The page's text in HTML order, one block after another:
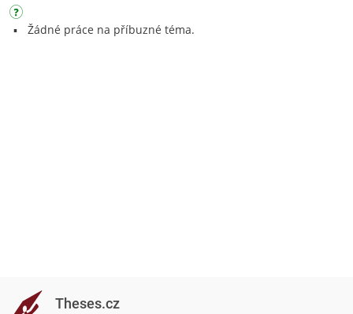
Žádné práce na příbuzné téma.
Theses.cz